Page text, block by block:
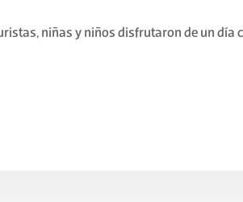
niñas y niños disfrutaron de un día